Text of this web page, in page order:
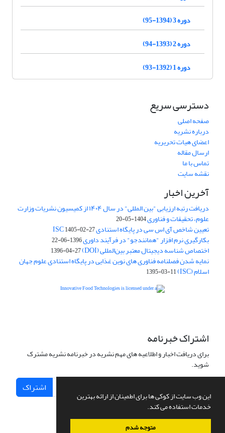
این وب سایت از کوکی ها برای اطمینان از ارائه بهترین
خدمات استفاده می کند.
متوجه شدم
دوره 3 (1394-95)
دوره 2 (1393-94)
دوره 1 (1392-93)
دسترسی سریع
صفحه اصلی
درباره نشریه
اعضای هیات تحریریه
ارسال مقاله
تماس با ما
نقشه سایت
آخرین اخبار
دریافت رتبه ارزیابی "بین المللی" در سال ۱۴۰۴ از کمیسیون نشریات وزارت
علوم، تحقیقات و فناوری1404-05-20
تعیین شاخص آی اس سی در پایگاه استنادی ISC1405-02-27
بکارگیری نرم افزار "همانندجو" در فرآیند داوری1396-06-22
اختصاص شناسه دیجیتال معتبر بین‌المللی (DOI) 1396-04-27
نمایه شدن فصلنامه فناوری های نوین غذایی در پایگاه استنادی علوم جهان
اسلام (ISC) 1395-03-11
اشتراک خبرنامه
برای دریافت اخبار و اطلاعیه های مهم نشریه در خبرنامه نشریه مشترک
شوید.
اشتراک